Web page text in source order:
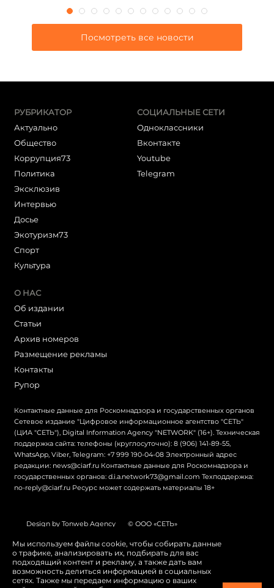
Посмотреть все новости
РУБРИКАТОР
Актуально
Общество
Коррупция73
Политика
Эксклюзив
Интервью
Досье
Экотуризм73
Cпорт
Культура
СОЦИАЛЬНЫЕ СЕТИ
Одноклассники
Вконтакте
Youtube
Telegram
О НАС
Об издании
Статьи
Архив номеров
Размещение рекламы
Контакты
Рупор
Контактные данные для Роскомнадзора и государственных органов
Сетевое издание "Цифровое информационное агентство "СЕТЬ"
(ЦИА "СЕТЬ"), Digital Information Agency "NETWORK" (16+). Техническая
поддержка сайта: телефоны (круглосуточно): 8 (906) 141-89-55,
WhatsApp, Viber, Telegram: +7 999 190-04-08 Электронный адрес
редакции: news@ciarf.ru Контактные данные для Роскомнадзора и
государственных органов: d.i.a.network73@gmail.com Техподдержка:
no-reply@ciarf.ru Ресурс может содержать материалы 18+
Design by Tonweb Agency © ООО «СЕТЬ»
Политика конфиденциальности Карта сайта
Switch to English
Мы используем файлы cookie, чтобы собирать данные
о трафике, анализировать их, подбирать для вас
подходящий контент и рекламу, а также дать вам
возможность делиться информацией в социальных
сетях. Также мы передаем информацию о ваших